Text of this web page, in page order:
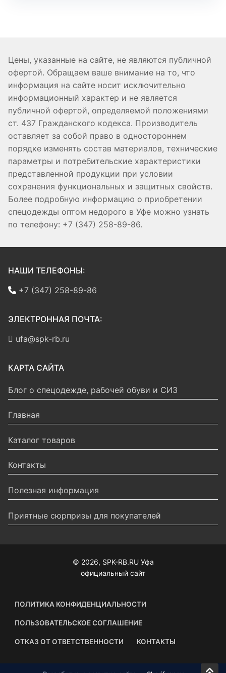
Цены, указанные на сайте, не являются публичной
офертой. Обращаем ваше внимание на то, что
информация на сайте носит исключительно
информационный характер и не является
публичной офертой, определяемой положениями
ст. 437 Гражданского кодекса. Производитель
оставляет за собой право в одностороннем
порядке изменять состав материалов, технические
параметры и потребительские характеристики
представленной продукции при условии
сохранения функциональных и защитных свойств.
Более подробную информацию о приобретении
спецодежды оптом недорого в Уфе можно узнать
по телефону: +7 (347) 258-89-86.
НАШИ ТЕЛЕФОНЫ:
+7 (347) 258-89-86
ЭЛЕКТРОННАЯ ПОЧТА:
ufa@spk-rb.ru
КАРТА САЙТА
Блог о спецодежде, рабочей обуви и СИЗ
Главная
Каталог товаров
Контакты
Полезная информация
Приятные сюрпризы для покупателей
© 2026, SPK-RB.RU Уфа
официальный сайт
ПОЛИТИКА КОНФИДЕНЦИАЛЬНОСТИ
ПОЛЬЗОВАТЕЛЬСКОЕ СОГЛАШЕНИЕ
ОТКАЗ ОТ ОТВЕТСТВЕННОСТИ КОНТАКТЫ